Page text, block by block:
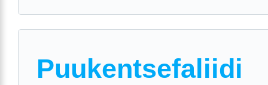
Puukentsefaliidi